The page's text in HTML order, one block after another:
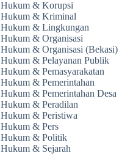
Hukum & Korupsi
Hukum & Kriminal
Hukum & Lingkungan
Hukum & Organisasi
Hukum & Organisasi (Bekasi)
Hukum & Pelayanan Publik
Hukum & Pemasyarakatan
Hukum & Pemerintahan
Hukum & Pemerintahan Desa
Hukum & Peradilan
Hukum & Peristiwa
Hukum & Pers
Hukum & Politik
Hukum & Sejarah